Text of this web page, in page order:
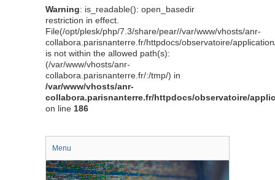
Warning: is_readable(): open_basedir
restriction in effect.
File(/opt/plesk/php/7.3/share/pear//var/www/vhosts/anr-
collabora.parisnanterre.fr/httpdocs/observatoire/
is not within the allowed path(s):
(/var/www/vhosts/anr-
collabora.parisnanterre.fr/:/tmp/) in
/var/www/vhosts/anr-
collabora.parisnanterre.fr/httpdocs/observatoire/
on line 186
Menu